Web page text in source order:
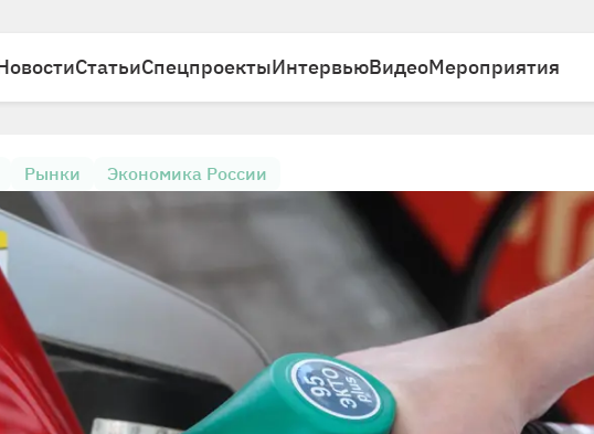
СтатьиСпецпроектыИнтервьюВидеоМероприятия
Рынки Экономика России